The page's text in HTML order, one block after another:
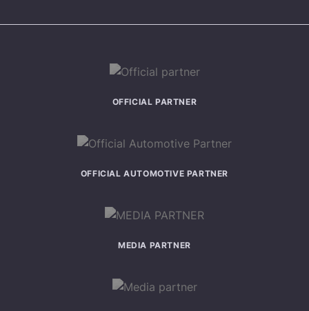
OFFICIAL PARTNER
OFFICIAL AUTOMOTIVE PARTNER
MEDIA PARTNER